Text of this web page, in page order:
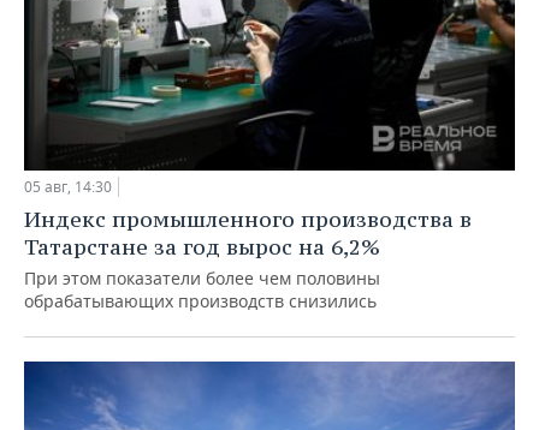
05 авг, 14:30
Индекс промышленного производства в
Татарстане за год вырос на 6,2%
При этом показатели более чем половины
обрабатывающих производств снизились